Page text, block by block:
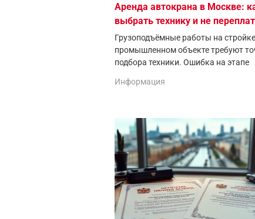
Аренда автокрана в Москве:
выбрать технику и не
Грузоподъёмные работы на
промышленном объекте требуют
подбора техники. Ошибка на этапе
Информация